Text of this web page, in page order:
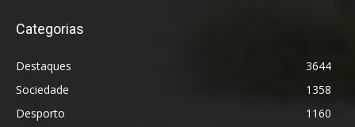
Categorias
Destaques
3644
Sociedade
1358
Desporto
1160